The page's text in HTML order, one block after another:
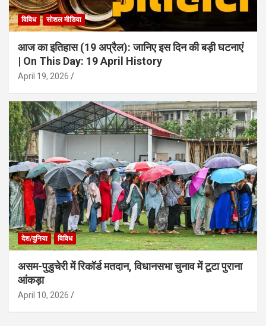
विविध सोशल मीडिया
आज का इतिहास (19 अप्रैल): जानिए इस दिन की बड़ी घटनाएं
| On This Day: 19 April History
April 19, 2026
देश/दुनिया विविध
असम-पुडुचेरी में रिकॉर्ड मतदान, विधानसभा चुनाव में टूटा पुराना
आंकड़ा
April 10, 2026